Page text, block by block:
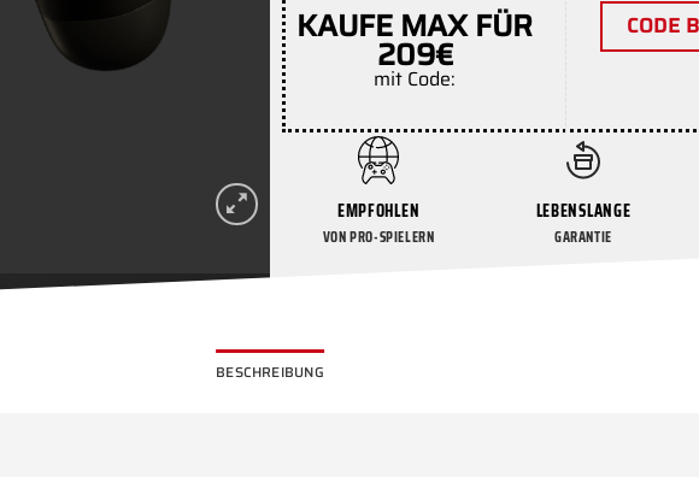
KAUFE MAX FÜR
209€
mit Code:
CODE
EMPFOHLEN
VON PRO-SPIELERN
LEBENSLANGE
GARANTIE
BESCHREIBUNG